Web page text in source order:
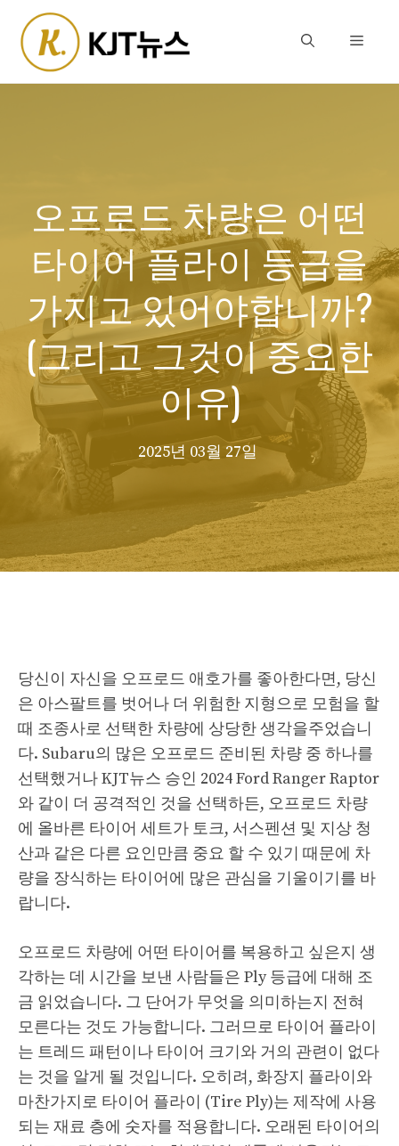
content
Menu
오프로드 차량은 어떤
타이어 플라이 등급을
가지고 있어야합니까?
(그리고 그것이 중요한
이유)
2025년 03월 27일
당신이 자신을 오프로드 애호가를 좋아한다면, 당신
은 아스팔트를 벗어나 더 위험한 지형으로 모험을 할
때 조종사로 선택한 차량에 상당한 생각을주었습니
다. Subaru의 많은 오프로드 준비된 차량 중 하나를
선택했거나 KJT뉴스 승인 2024 Ford Ranger Raptor
와 같이 더 공격적인 것을 선택하든, 오프로드 차량
에 올바른 타이어 세트가 토크, 서스펜션 및 지상 청
산과 같은 다른 요인만큼 중요 할 수 있기 때문에 차
량을 장식하는 타이어에 많은 관심을 기울이기를 바
랍니다.
오프로드 차량에 어떤 타이어를 복용하고 싶은지 생
각하는 데 시간을 보낸 사람들은 Ply 등급에 대해 조
금 읽었습니다. 그 단어가 무엇을 의미하는지 전혀
모른다는 것도 가능합니다. 그러므로 타이어 플라이
는 트레드 패턴이나 타이어 크기와 거의 관련이 없다
는 것을 알게 될 것입니다. 오히려, 화장지 플라이와
마찬가지로 타이어 플라이 (Tire Ply)는 제작에 사용
되는 재료 층에 숫자를 적용합니다. 오래된 타이어의